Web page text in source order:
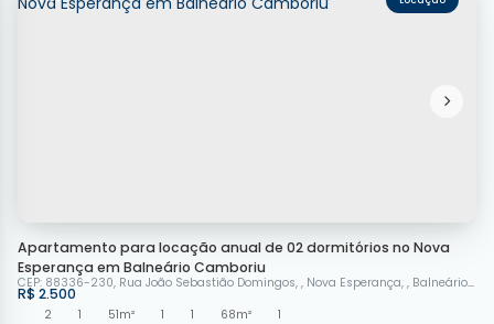
Apartamento para locação anual de 02 dormitórios no Nova
Esperança em Balneário Camboriu
R$ 2.500
CEP: 88336-230, Rua João Sebastião Domingos , Nova Esperança , Balneário Camboriú
2
1 51m² 1 1 68m² 1